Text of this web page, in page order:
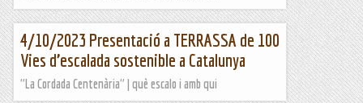
4/10/2023 Presentació a TERRASSA de 100
Vies d’escalada sostenible a Catalunya
"La Cordada Centenària" | què escalo i amb qui